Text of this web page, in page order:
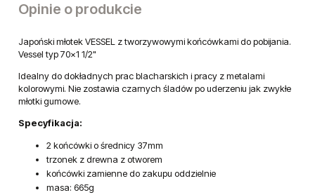
Opinie o produkcie
Japoński młotek VESSEL z tworzywowymi końcówkami do pobijania.
Vessel typ 70x1 1/2"
Idealny do dokładnych prac blacharskich i pracy z metalami
kolorowymi. Nie zostawia czarnych śladów po uderzeniu jak zwykłe
młotki gumowe.
Specyfikacja:
2 końcówki o średnicy 37mm
trzonek z drewna z otworem
końcówki zamienne do zakupu oddzielnie
masa: 665g